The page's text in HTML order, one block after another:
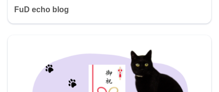
FuD echo blog